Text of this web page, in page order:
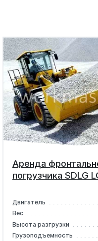
Аренда
погрузчика SDLG
Двигатель
Вес
Высота разгрузки
Грузоподъемность